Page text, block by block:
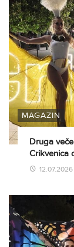
MAGAZIN
Druga
Crikvenica
12.07.2026